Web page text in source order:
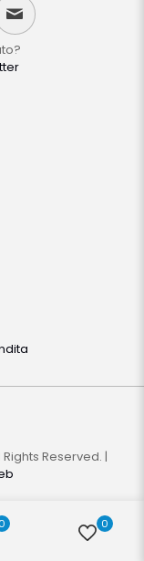
Reserved. |
0 0